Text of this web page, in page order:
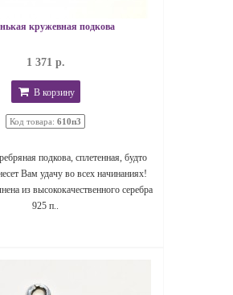
кружевная подкова
1 371 р.
В корзину
Код товара:610п3
подкова, сплетенная, будто
Вам удачу во всех начинаниях!
из высококачественного серебра
925 п..